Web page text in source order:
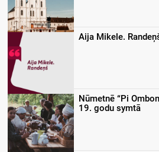
Aija Mikele.
Nūmetnē “Pi
19. godu symtā